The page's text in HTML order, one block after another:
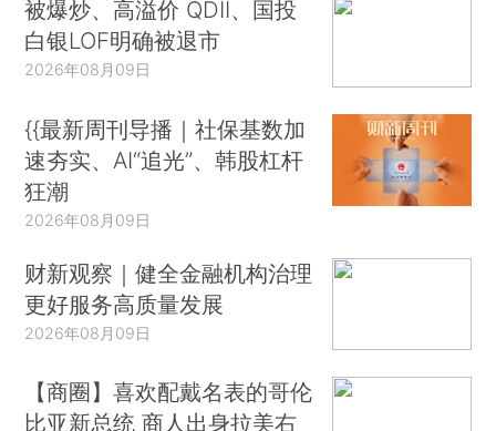
被爆炒、高溢价 QDII、国投
白银LOF明确被退市
2026年08月09日
{{最新周刊导播｜社保基数加
速夯实、AI“追光”、韩股杠杆
狂潮
2026年08月09日
财新观察｜健全金融机构治理
更好服务高质量发展
2026年08月09日
【商圈】喜欢配戴名表的哥伦
比亚新总统 商人出身拉美右